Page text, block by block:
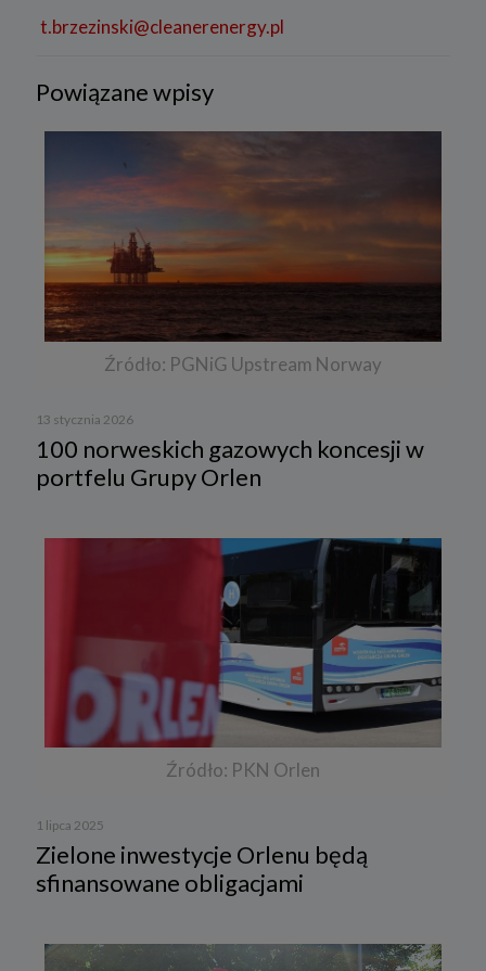
t.brzezinski@cleanerenergy.pl
Powiązane wpisy
Źródło: PGNiG Upstream Norway
13 stycznia 2026
100 norweskich gazowych koncesji w
portfelu Grupy Orlen
Źródło: PKN Orlen
1 lipca 2025
Zielone inwestycje Orlenu będą
sfinansowane obligacjami